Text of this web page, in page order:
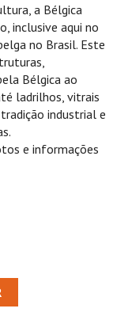
a Bélgica
inclusive aqui no
no Brasil. Este
Bélgica ao
ladrilhos, vitrais
industrial e
e informações